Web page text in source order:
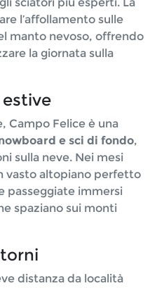
l’affollamento sulle
manto nevoso, offrendo
la giornata sulla
Campo Felice è una
e sci di fondo,
sulla neve. Nei mesi
vasto altopiano perfetto
passeggiate immersi
spaziano sui monti
distanza da località